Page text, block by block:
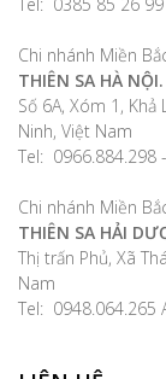
Chi nhánh Miền
THIÊN SA HÀ NỘI.
Số 6A, Xóm 1, Khả
Ninh, Việt Nam
Tel: 0966.884.298
Chi nhánh Miền
THIÊN SA HẢI
Thị trấn Phủ, Xã
Nam
Tel: 0948.064.265